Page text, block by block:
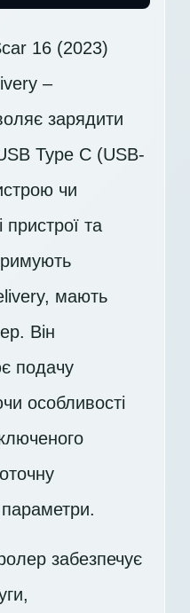
16 (2023)
–
зарядити
Type C (USB-
чи
та
мають
Він
подачу
особливості
забезпечує